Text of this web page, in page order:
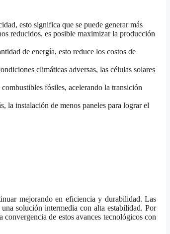
esto significa que se puede generar más
reducidos, es posible maximizar la producción
de energía, esto reduce los costos de
climáticas adversas, las células solares
fósiles, acelerando la transición
la instalación de menos paneles para lograr el
mejorando en eficiencia y durabilidad. Las
solución intermedia con alta estabilidad. Por
de estos avances tecnológicos con